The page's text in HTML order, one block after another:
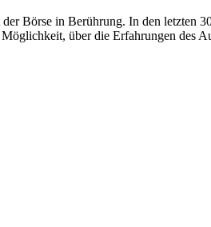
Börse in Berührung. In den letzten
über die Erfahrungen des